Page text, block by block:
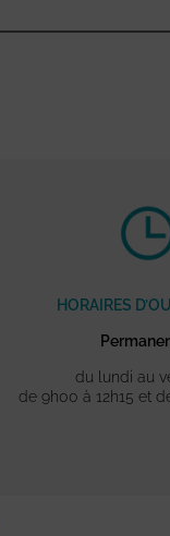
HORAIRES
du lundi au
de 9h00 à 12h15 et